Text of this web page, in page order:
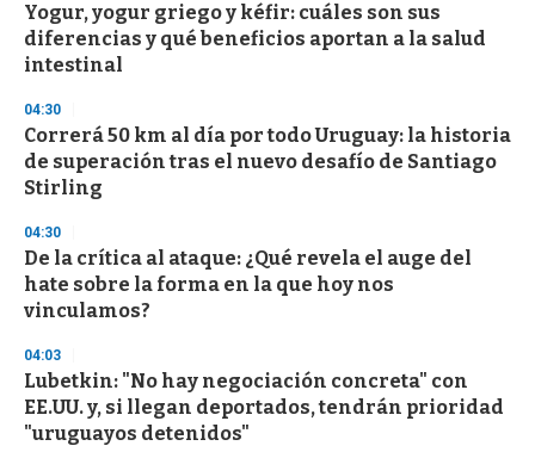
Yogur, yogur griego y kéfir: cuáles son sus
diferencias y qué beneficios aportan a la salud
intestinal
04:30
Correrá 50 km al día por todo Uruguay: la historia
de superación tras el nuevo desafío de Santiago
Stirling
04:30
De la crítica al ataque: ¿Qué revela el auge del
hate sobre la forma en la que hoy nos
vinculamos?
04:03
Lubetkin: "No hay negociación concreta" con
EE.UU. y, si llegan deportados, tendrán prioridad
"uruguayos detenidos"